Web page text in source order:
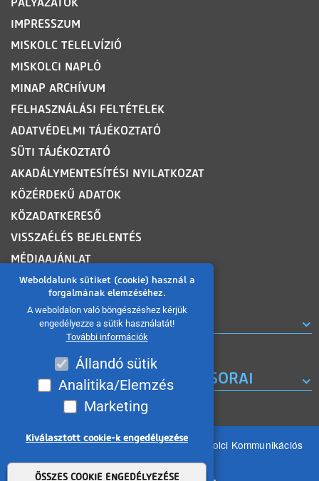
Weboldalunk sütiket (cookie) használ a
forgalmának elemzéséhez.
A weboldalon való böngészéshez kérjük
engedélyezze a sütik használatát!
További információk
Állandó sütik
Analitika/Elemzés
Marketing
Kiválasztott cookie-k engedélyezése
ÖSSZES COOKIE ENGEDÉLYEZÉSE
IMPRESSZUM
MISKOLC TELELVÍZIÓ
MISKOLCI NAPLÓ
MINAP ARCHÍVUM
FELHASZNÁLÁSI FELTÉTELEK
ADATVÉDELMI TÁJÉKOZTATÓ
SÜTI TÁJÉKOZTATÓ
AKADÁLYMENTESÍTÉSI NYILATKOZAT
KÖZÉRDEKŰ ADATOK
KÖZADATKERESŐ
VISSZAÉLÉS BEJELENTÉS
MÉDIAAJÁNLAT
OLDALTÉRKÉP
ROVATOK
A MISKOLC TV KORÁBBI MŰSORAI
Minden jog fenntartva 2026 © MIKOM Miskolci Kommunikációs
Nonprofit Kft.